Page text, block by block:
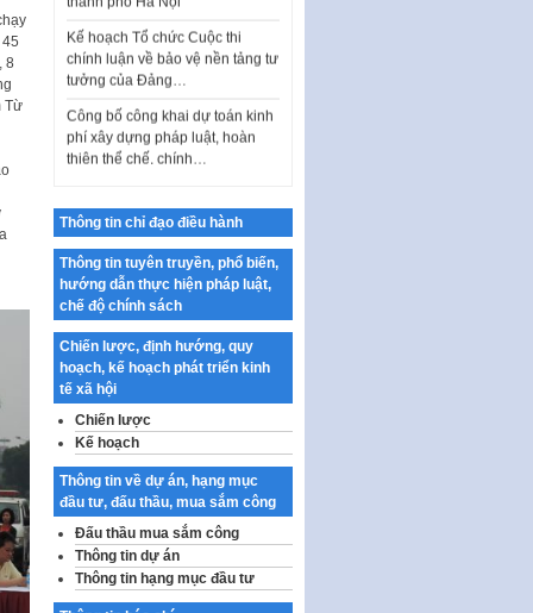
8
Từ
Công bố công khai dự toán kinh
phí xây dựng pháp luật, hoàn
Quy định về nghiên cứu, ứng
dụng khoa học, công nghệ, đổi
Quy định chi tiết và hướng dẫn
thi hành một số điều của Luật Lý
lịch tư…
Sửa đổi, bổ sung một số nội
dung tại Nghị quyết số 30/NQ-
CP ngày 24 tháng 02…
Ban hành Chương trình hành
động của Chính phủ thực hiện
Nghị quyết số 02-NQ/TW ngày
17…
THÔNG BÁO Tuyển dụng lao
động hợp đồng theo Nghị định
số 111/2022/NĐ-CP ngày
30/12/2022 của Chính…
Sửa đổi, bổ sung một số điều
của Thông tư số 320/2016/TT-
Thông tin chỉ đạo điều hành
Thông tin tuyên truyền, phổ biến,
hướng dẫn thực hiện pháp luật,
chế độ chính sách
Chiến lược, định hướng, quy
hoạch, kế hoạch phát triển kinh
tế xã hội
Chiến lược
Kế hoạch
Thông tin về dự án, hạng mục
đầu tư, đấu thầu, mua sắm công
Đấu thầu mua sắm công
Thông tin dự án
Thông tin hạng mục đầu tư